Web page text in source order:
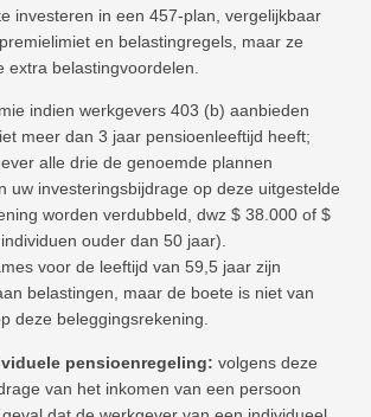
investeren in een 457-plan, vergelijkbaar
en belastingregels, maar ze
extra belastingvoordelen.
indien werkgevers 403 (b) aanbieden
meer dan 3 jaar pensioenleeftijd heeft;
alle drie de genoemde plannen
uw investeringsbijdrage op deze uitgestelde
worden verdubbeld, dwz $ 38.000 of $
ouder dan 50 jaar).
voor de leeftijd van 59,5 jaar zijn
belastingen, maar de boete is niet van
deze beleggingsrekening.
pensioenregeling: volgens deze
van het inkomen van een persoon